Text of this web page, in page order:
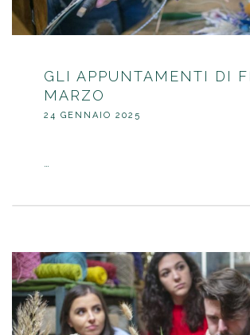
GLI APPUNTAMENTI DI
MARZO
24 GENNAIO 2025